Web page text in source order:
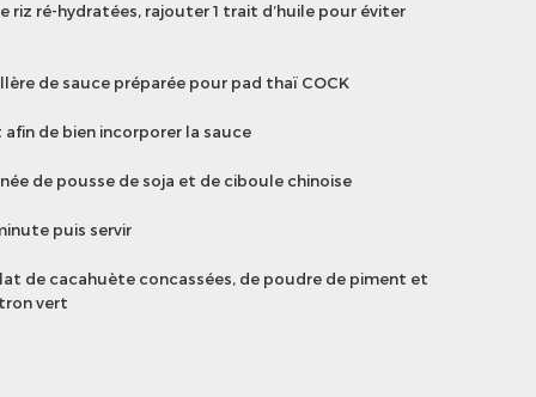
riz ré-hydratées, rajouter 1 trait d’huile pour éviter
de sauce préparée pour pad thaï COCK
de bien incorporer la sauce
de pousse de soja et de ciboule chinoise
puis servir
de cacahuète concassées, de poudre de piment et
vert